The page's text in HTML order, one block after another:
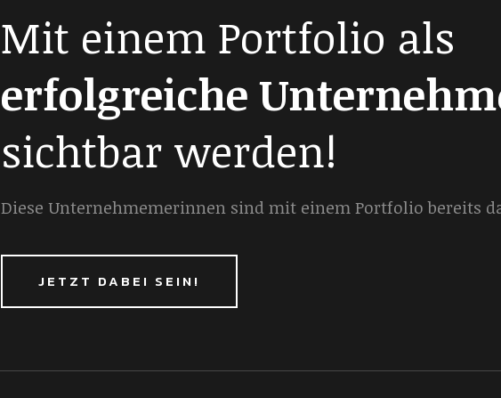
Mit einem Portfolio als
erfolgreiche
sichtbar werden!
Diese Unternehmemerinnen sind mit einem Portfolio bereits
JETZT DABEI SEIN!